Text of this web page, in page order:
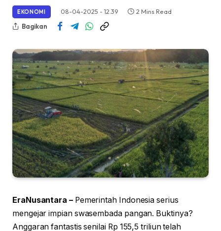
EKONOMI 08-04-2025 - 12.39
2 Mins Read
Bagikan
EraNusantara –Pemerintah Indonesia serius
mengejar impian swasembada pangan. Buktinya?
Anggaran fantastis senilai Rp 155,5 triliun telah